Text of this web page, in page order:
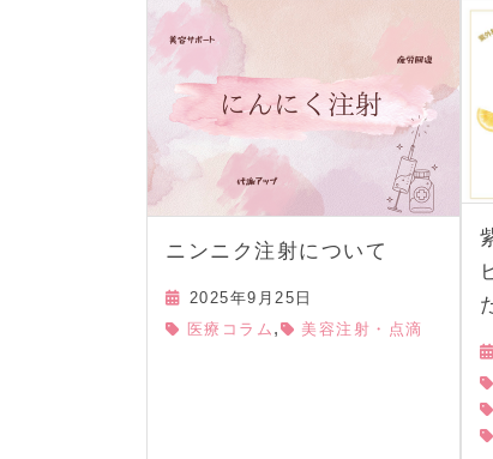
ニンニク注射について
2025年9月25日
医療コラム , 美容注射・点滴